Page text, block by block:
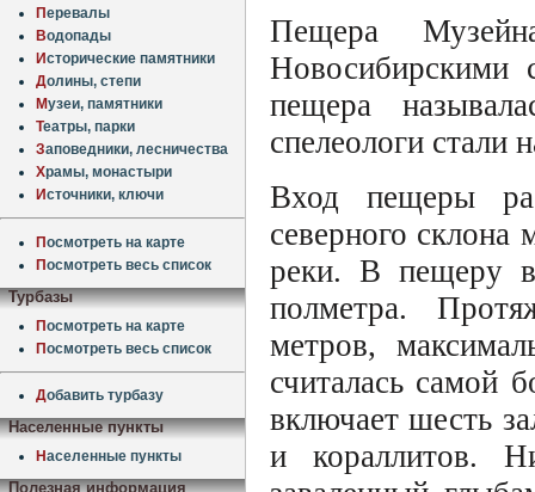
Перевалы
Водопады
Исторические памятники
Долины, степи
Музеи, памятники
Театры, парки
Заповедники, лесничества
Храмы, монастыри
Источники, ключи
Посмотреть на карте
Посмотреть весь список
Турбазы
Посмотреть на карте
Посмотреть весь список
Добавить турбазу
Населенные пункты
Населенные пункты
Полезная информация
Пещера
Новосибирскими
пещера
спелеологи стали
Вход пещеры
северного склона
реки. В пещеру
полметра.
метров,
считалась самой
включает шесть
и кораллитов.